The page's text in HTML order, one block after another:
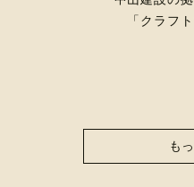
「クラフ
も